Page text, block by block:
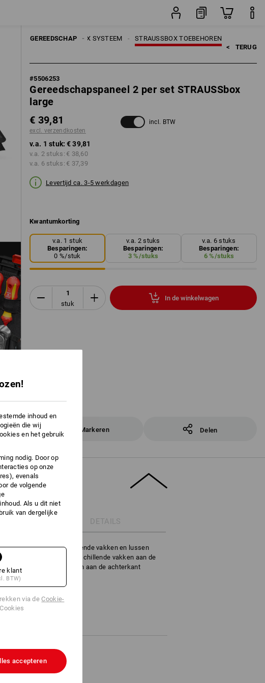
GEREEDSCHAP STRAUSSBOX TOEBEHOREN
STRAUSSBOX SYSTEEM
< TERUG
#5506253
Gereedschapspaneel 2 per set STRAUSSbox
large
€ 39,81
excl. verzendkosten
incl. BTW
v.a. 1 stuk: € 39,81
v.a. 2 stuks: € 38,60
v.a. 6 stuks: € 37,39
Levertijd ca. 3-5 werkdagen
Kwantumkorting
v.a. 1 stuk
Besparingen:
0 %/stuk
v.a. 2 stuks
Besparingen:
3%/stuks
v.a. 6 stuks
Besparingen:
6%/stuks
stuk
In de winkelwagen
Markeren Delen
DETAILS
met 11 verschillende vakken en lussen
met 15 verschillende vakken aan de
vakken en lussen aan de achterkant
inhoud en
die wij
en het gebruik
nodig. Door op
op onze
evenals
de volgende
Als u dit niet
van dergelijke
klant
BTW)
via deCookie-
accepteren